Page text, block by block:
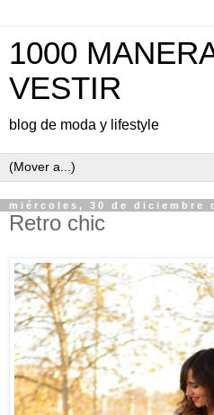
1000
VESTIR
blog de moda y lifestyle
miércoles, 30 de diciembre
Retro chic